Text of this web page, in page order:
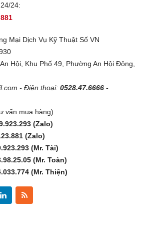
24:
Mại Dịch Vụ Kỹ Thuật Số VN
Hội, Khu Phố 49, Phường An Hội Đông,
- Điện thoại: 0528.47.6666 -
vấn mua hàng)
(Zalo)
(Zalo)
(Mr. Tài)
(Mr. Toàn)
(Mr. Thiện)